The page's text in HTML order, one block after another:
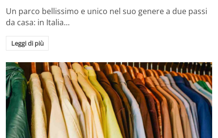
Un parco bellissimo e unico nel suo genere a due passi
da casa: in Italia…
Leggi di più